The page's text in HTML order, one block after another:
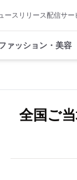
ースリリース配信サ
ァッション・美容
全国ご